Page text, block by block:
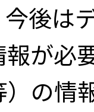
後は
が必
の情